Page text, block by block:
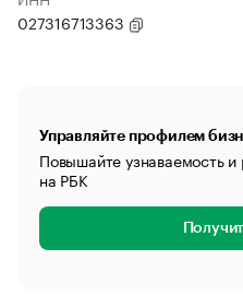
027316713363
Управляйте профилем
Повышайте узнаваемость
на РБК